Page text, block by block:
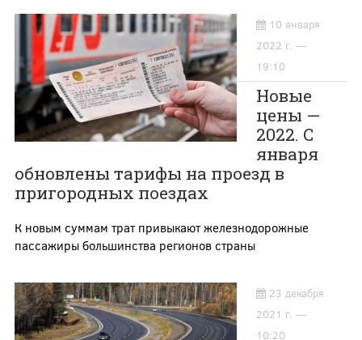
10 января
2022 г. —
19:10
Новые
цены —
2022. С
января
обновлены тарифы на проезд в
пригородных поездах
К новым суммам трат привыкают железнодорожные
пассажиры большинства регионов страны
23 декабря
2021 г. —
10:20